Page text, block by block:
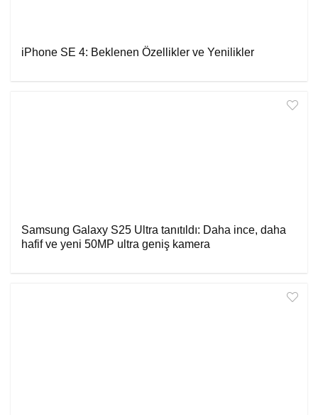
iPhone SE 4: Beklenen Özellikler ve Yenilikler
Samsung Galaxy S25 Ultra tanıtıldı: Daha ince, daha
hafif ve yeni 50MP ultra geniş kamera